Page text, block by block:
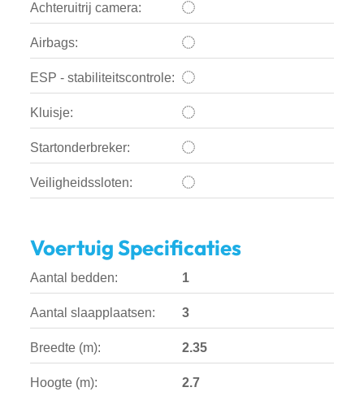
Achteruitrij camera:
Airbags:
ESP - stabiliteitscontrole:
Kluisje:
Startonderbreker:
Veiligheidssloten:
Voertuig Specificaties
Aantal bedden: 1
Aantal slaapplaatsen: 3
Breedte (m): 2.35
Hoogte (m): 2.7